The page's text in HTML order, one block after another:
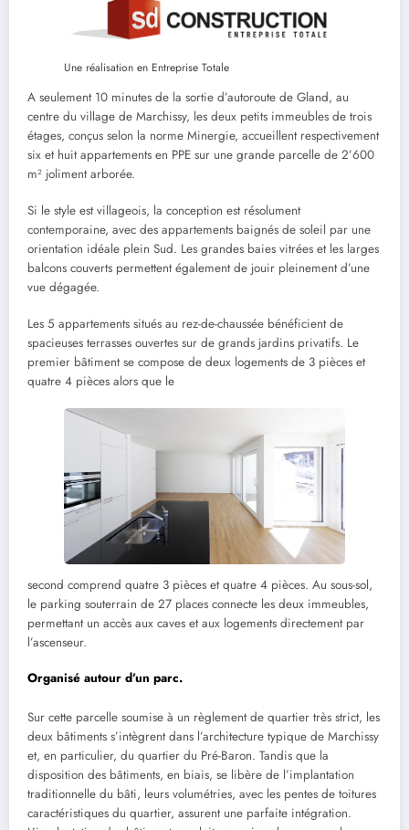
Une réalisation en Entreprise Totale
A seulement 10 minutes de la sortie d’autoroute de Gland, au
centre du village de Marchissy, les deux petits immeubles de trois
étages, conçus selon la norme Minergie, accueillent respectivement
six et huit appartements en PPE sur une grande parcelle de 2’600
m² joliment arborée.
Si le style est villageois, la conception est résolument
contemporaine, avec des appartements baignés de soleil par une
orientation idéale plein Sud. Les grandes baies vitrées et les larges
balcons couverts permettent également de jouir pleinement d’une
vue dégagée.
Les 5 appartements situés au rez-de-chaussée bénéficient de
spacieuses terrasses ouvertes sur de grands jardins privatifs. Le
premier bâtiment se compose de deux logements de 3 pièces et
quatre 4 pièces alors que le
second comprend quatre 3 pièces et quatre 4 pièces. Au sous-sol,
le parking souterrain de 27 places connecte les deux immeubles,
permettant un accès aux caves et aux logements directement par
l’ascenseur.
Organisé autour d’un parc.
Sur cette parcelle soumise à un règlement de quartier très strict, les
deux bâtiments s’intègrent dans l’architecture typique de Marchissy
et, en particulier, du quartier du Pré-Baron. Tandis que la
disposition des bâtiments, en biais, se libère de l’implantation
traditionnelle du bâti, leurs volumétries, avec les pentes de toitures
caractéristiques du quartier, assurent une parfaite intégration.